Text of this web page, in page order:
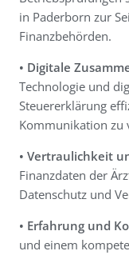
in Paderborn zur
Finanzbehörden.
• Digitale
Technologie und
Steuererklärung
Kommunikation zu
• Vertraulichkeit
Finanzdaten der
Datenschutz und
• Erfahrung und
und einem